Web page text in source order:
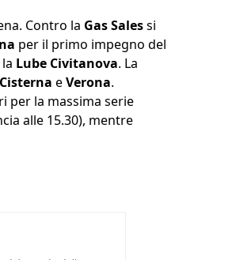
Contro la Gas Salessi
per il primo impegno del
Lube Civitanova. La
Cisterna eVerona.
per la massima serie
alle 15.30), mentre